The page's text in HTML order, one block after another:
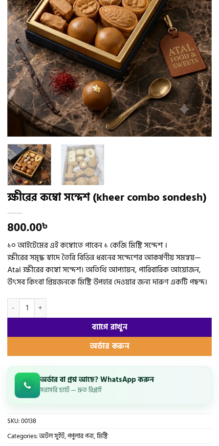
ক্ষীরের কম্বো সন্দেশ (kheer combo sondesh)
800.00৳
১০ আইটেমের এই কম্বোতে পাবেন ১ কেজি মিষ্টি সন্দেশ ।
ক্ষীরের সমৃদ্ধ স্বাদে তৈরি বিভিন্ন ধরনের সন্দেশের আকর্ষণীয় সমন্বয়—
Atal ক্ষীরের কম্বো সন্দেশ। অতিথি আপ্যায়ন, পারিবারিক আয়োজন,
উৎসব কিংবা প্রিয়জনকে মিষ্টি উপহার দেওয়ার জন্য দারুণ একটি পছন্দ।
ক্ষীরের কম্বো সন্দেশ (kheer combo sondesh) quantity
ব্যাগে রাখুন
অর্ডার করুন
অর্ডার বা প্রশ্ন আছে? WhatsApp করুন
সরাসরি চ্যাট — দ্রুত রিপ্লাই
SKU:00138
Categories:অটল সুইট,পপুলার পন্য,মিষ্টি